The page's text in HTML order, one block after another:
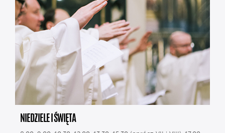
NIEDZIELE I ŚWIĘTA